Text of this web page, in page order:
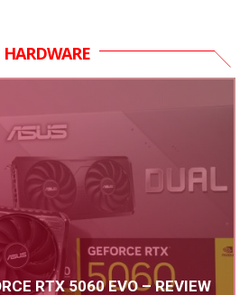
HARDWARE
RTX 5060 EVO – REVIEW